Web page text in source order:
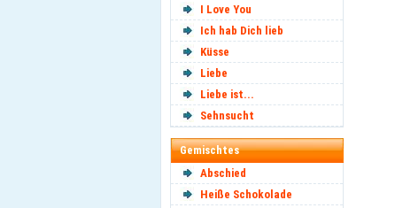
I Love You
Ich hab Dich lieb
Küsse
Liebe
Liebe ist...
Sehnsucht
Gemischtes
Abschied
Heiße Schokolade